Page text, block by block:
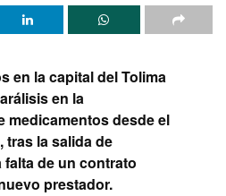
en la capital del Tolima
en la
medicamentos desde el
tras la salida de
de un contrato
prestador.